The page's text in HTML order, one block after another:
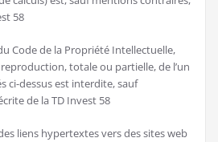
58
Code de la Propriété Intellectuelle,
totale ou partielle, de l’un
ci-dessus est interdite, sauf
de la TD Invest 58
liens hypertextes vers des sites web